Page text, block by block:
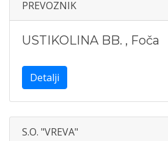
PREVOZNIK
USTIKOLINA BB. , Foča
Detalji
S.O. "VREVA"